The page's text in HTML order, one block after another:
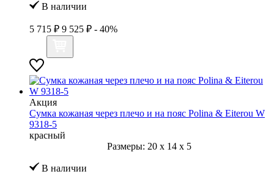
В наличии
5 715 ₽ 9 525 ₽ - 40%
Акция
Сумка кожаная через плечо и на пояс Polina & Eiterou W
9318-5
красный
Размеры: 20 x 14 x 5
В наличии